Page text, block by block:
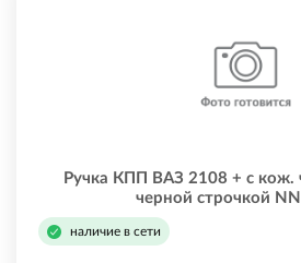
Ручка КПП ВАЗ 2108 + с кож.
черной строчкой
наличие в сети